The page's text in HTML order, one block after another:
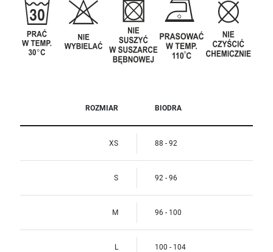
ROZMIAR BIODRA
XS 88 - 92
S 92 - 96
M 96 - 100
L 100 - 104